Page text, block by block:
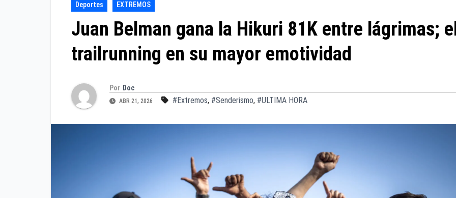
Deportes EXTREMOS
Juan Belman gana la Hikuri 81K entre lágrimas;
trailrunning en su mayor emotividad
Por Doc
ABR 21, 2026 #Extremos, #Senderismo, #ULTIMA HORA